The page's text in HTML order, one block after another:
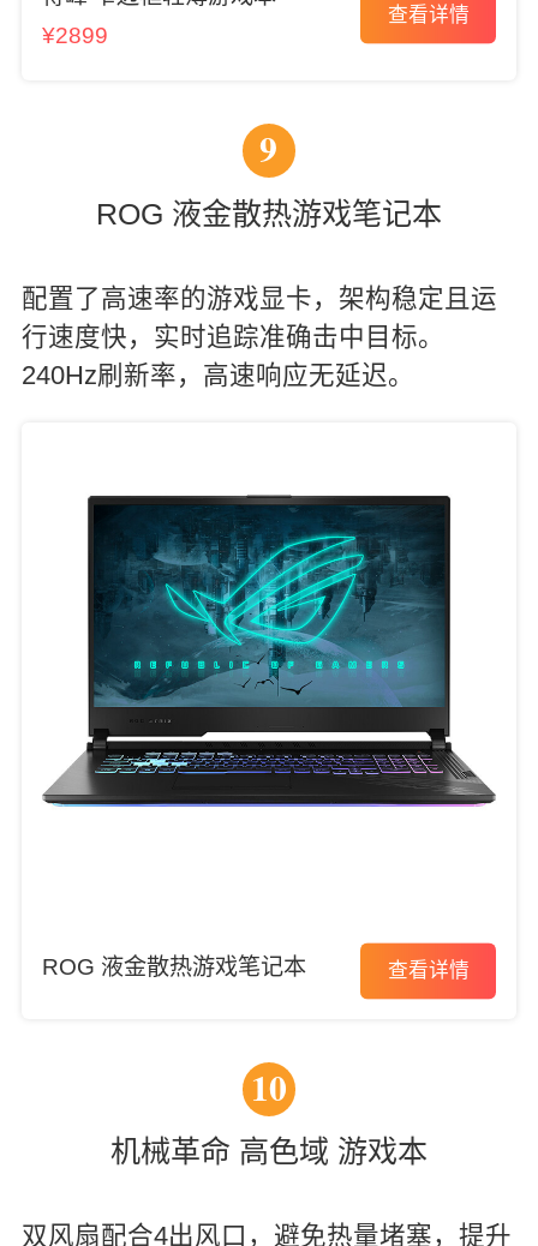
¥2899
查看详情
9
ROG 液金散热游戏笔记本
配置了高速率的游戏显卡，架构稳定且运
行速度快，实时追踪准确击中目标。
240Hz刷新率，高速响应无延迟。
ROG 液金散热游戏笔记本 查看详情
10
机械革命 高色域 游戏本
双风扇配合4出风口，避免热量堵塞，提升